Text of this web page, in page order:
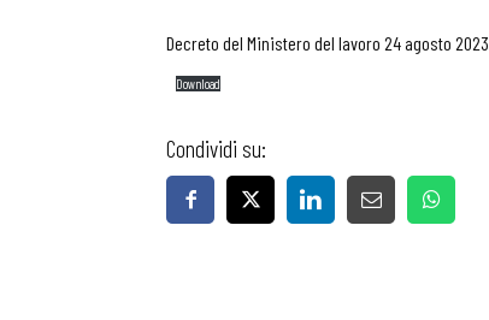
Decreto del Ministero del lavoro 24 agosto 2023
Download
Condividi su: